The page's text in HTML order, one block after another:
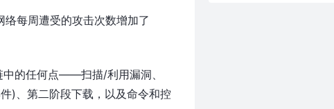
每周遭受的攻击次数增加了
中的任何点——扫描/利用漏洞、
)、第二阶段下载，以及命令和控